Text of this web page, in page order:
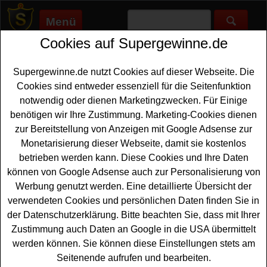
Menü
Supergewinne.de>Gewinnspiele>Auto Gewinnspiele>Gaffel
Anzeige:
Anzeige:
Gaffel EM Gewinnspiel - Code
eingeben und Citroen 2CV EMte
gewinnen
En kostenloses Gaffel Gewinnspiel zur EM für alle
Gewinner, die gern ein tolles, neuesAuto gewinnen
wollen. Verlost wird bei dem Gaffel EM Gewinnspiel ein
original restaurierter Citroen 2CV - die Gaffel EMte - und
Sie können diesen Citroen gewinnen. Historischer
Cookies auf Supergewinne.de
Supergewinne.de nutzt Cookies auf dieser Webseite. Die
Cookies sind entweder essenziell für die Seitenfunktion
notwendig oder dienen Marketingzwecken. Für Einige
benötigen wir Ihre Zustimmung. Marketing-Cookies dienen
zur Bereitstellung von Anzeigen mit Google Adsense zur
Monetarisierung dieser Webseite, damit sie kostenlos
betrieben werden kann. Diese Cookies und Ihre Daten
können von Google Adsense auch zur Personalisierung von
Werbung genutzt werden. Eine detaillierte Übersicht der
verwendeten Cookies und persönlichen Daten finden Sie in
der Datenschutzerklärung. Bitte beachten Sie, dass mit Ihrer
Zustimmung auch Daten an Google in die USA übermittelt
werden können. Sie können diese Einstellungen stets am
Seitenende aufrufen und bearbeiten.